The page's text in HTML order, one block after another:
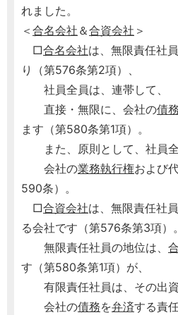
れました。
＜ 合名会社 ＆合資会社 ＞
□合名会社は、無限責任社
り（第576条第2項）、
社員全員は、連帯して、
直接・無限に、会社の債務
ます（第580条第1項）。
また、原則として、社員全
会社の業務執行権および
590条）。
□合資会社は、無限責任社
る会社です（第576条第3項）。
無限責任社員の地位は、
す（第580条第1項）が、
有限責任社員は、その出資
会社の債務を弁済する責